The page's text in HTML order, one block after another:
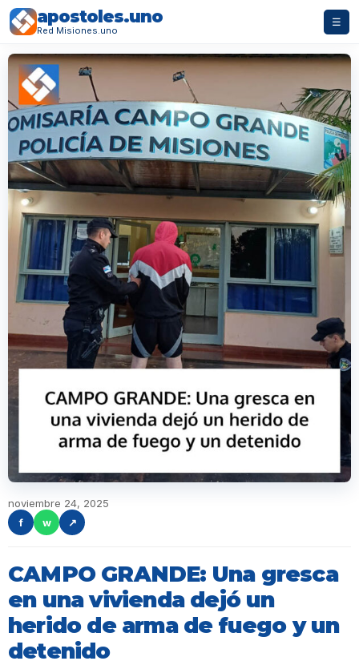
apostoles.uno
Red Misiones.uno
☰
noviembre 24, 2025
f
w ↗
CAMPO GRANDE: Una gresca
en una vivienda dejó un
herido de arma de fuego y un
detenido